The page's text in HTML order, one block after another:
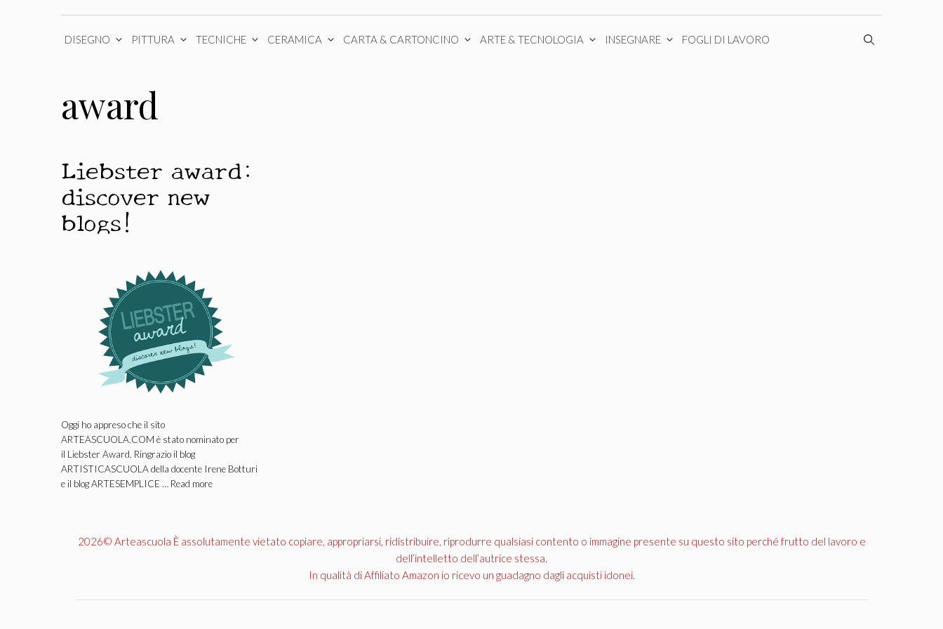
DISEGNO PITTURA TECNICHE CERAMICA CARTA & CARTONCINO ARTE & TECNOLOGIA INSEGNARE FOGLI DI LAVORO
award
Liebster award:
discover new
blogs!
Oggi ho appreso che il sito
ARTEASCUOLA.COM è stato nominato per
il Liebster Award. Ringrazio il blog
ARTISTICASCUOLA della docente Irene Botturi
e il blog ARTESEMPLICE … Read more
2026© Arteascuola È assolutamente vietato copiare, appropriarsi, ridistribuire, riprodurre qualsiasi contento o immagine presente su questo sito perché frutto del lavoro e
dell’intelletto dell’autrice stessa.
In qualità di Affiliato Amazon io ricevo un guadagno dagli acquisti idonei.